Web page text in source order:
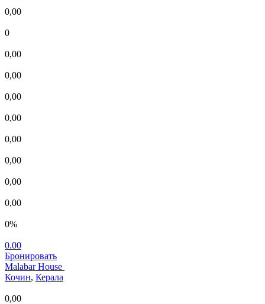
0,00
0
0,00
0,00
0,00
0,00
0,00
0,00
0,00
0,00
0%
0.00
Бронировать
Malabar House
Кочин, Керала
0,00